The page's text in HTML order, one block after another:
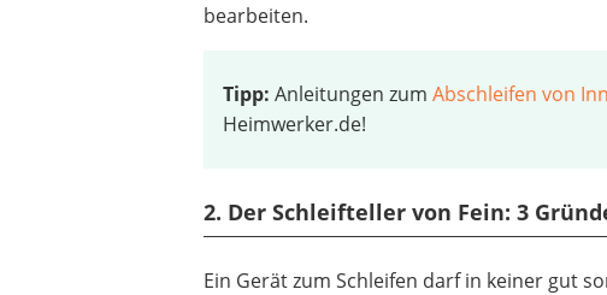
bearbeiten.
Tipp: Anleitungen zumAbschleifen von
Heimwerker.de!
2. Der Schleifteller von Fein: 3
Ein Gerät zum Schleifen darf in keiner gut